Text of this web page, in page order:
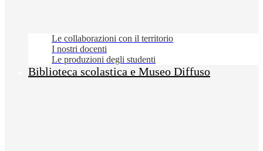
Le collaborazioni con il territorio
I nostri docenti
Le produzioni degli studenti
Biblioteca scolastica e Museo Diffuso